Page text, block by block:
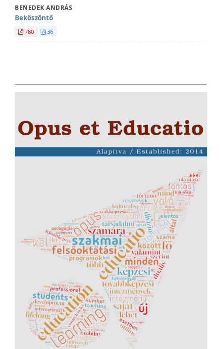
BENEDEK ANDRÁS
Beköszöntő
780 36